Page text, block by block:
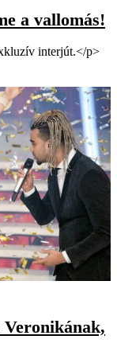
a vallomás!
interjút.</p>
Veronikának,